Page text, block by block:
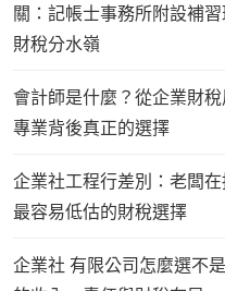
關：記帳士事務所附設補
財稅分水嶺
會計師是什麼？從企業財
專業背後真正的選擇
企業社工程行差別：老闆
最容易低估的財稅選擇
企業社 有限公司怎麼選不